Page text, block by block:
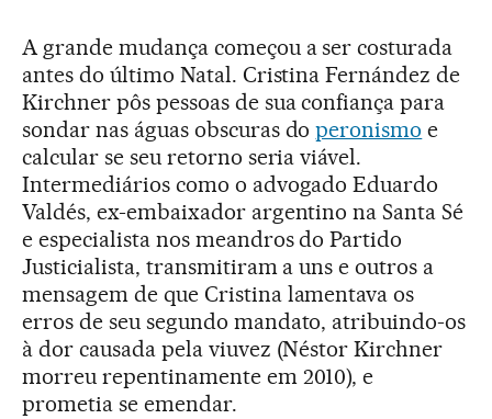
A grande mudança começou a ser costurada
antes do último Natal. Cristina Fernández de
Kirchner pôs pessoas de sua confiança para
sondar nas águas obscuras doperonismo e
calcular se seu retorno seria viável.
Intermediários como o advogado Eduardo
Valdés, ex-embaixador argentino na Santa Sé
e especialista nos meandros do Partido
Justicialista, transmitiram a uns e outros a
mensagem de que Cristina lamentava os
erros de seu segundo mandato, atribuindo-os
à dor causada pela viuvez (Néstor Kirchner
morreu repentinamente em 2010), e
prometia se emendar.